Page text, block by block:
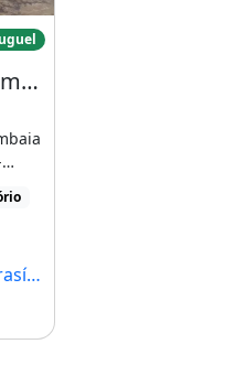
Sul, Qs 514
Aluguel em Samambaia Sul, Qs 514
DF